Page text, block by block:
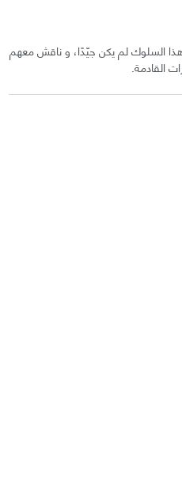
السلوك لم يكن جيّدًا، و ناقش معهم
القادمة.